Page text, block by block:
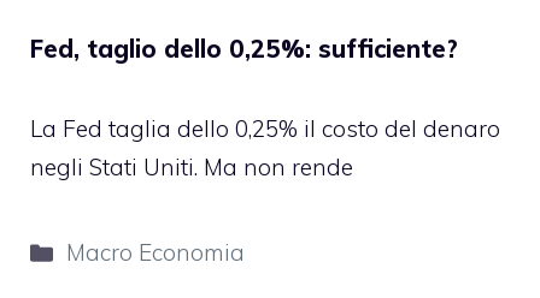
Fed, taglio dello 0,25%: sufficiente?
La Fed taglia dello 0,25% il costo del denaro
negli Stati Uniti. Ma non rende
Categorie
Macro Economia